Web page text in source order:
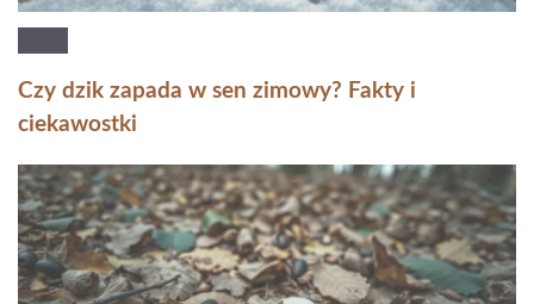
Czy dzik zapada w sen zimowy? Fakty i
ciekawostki